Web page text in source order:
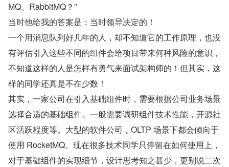
MQ、RabbitMQ？”
当时他给我的答案是：当时领导决定的！
一个用消息队列好几年的人，却不知道它的工作原理，也没
有评估引入这些不同的组件会给项目带来何种风险的意识，
不知道这样的人是怎样有勇气来面试架构师的！但其实，这
样的同学还真是不在少数！
其实，一家公司在引入基础组件时，需要根据公司业务场景
选择合适的基础组件。一般需要调研组件技术性能，开源社
区活跃程度等。大型的软件公司，OLTP 场景下都会倾向于
使用 RocketMQ。现在很多技术同学只停留在如何使用上，
对于基础组件的实现细节，设计思考知之甚少，更别说二次